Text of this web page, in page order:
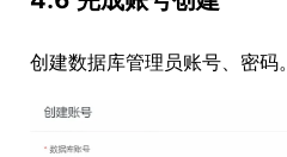
创建数据库管理员账号、密码。